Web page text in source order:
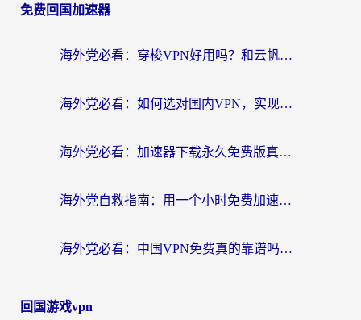
免费回国加速器
海外党必看：穿梭VPN好用吗？和云帆VPN对比哪个回国效果更好？附真实测评+避坑指南
海外党必看：如何选对国内VPN，实现无缝访问国内资源？
海外党必看：加速器下载永久免费版真的存在吗？教你无缝访问国内资源的正确姿势
海外党自救指南：用一个小时免费加速器，轻松打破国内资源访问壁垒？
海外党必看：中国VPN免费真的靠谱吗？手把手教你选对回国加速器
回国游戏vpn